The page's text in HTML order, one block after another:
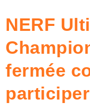
NERF
fermée